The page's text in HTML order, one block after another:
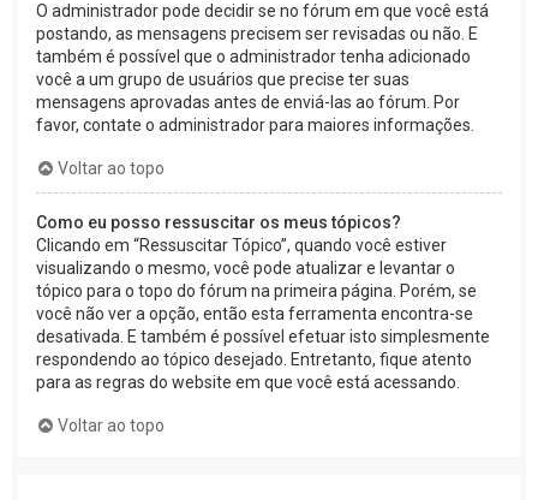
O administrador pode decidir se no fórum em que você está
postando, as mensagens precisem ser revisadas ou não. E
também é possível que o administrador tenha adicionado
você a um grupo de usuários que precise ter suas
mensagens aprovadas antes de enviá-las ao fórum. Por
favor, contate o administrador para maiores informações.
Voltar ao topo
Como eu posso ressuscitar os meus tópicos?
Clicando em “Ressuscitar Tópico”, quando você estiver
visualizando o mesmo, você pode atualizar e levantar o
tópico para o topo do fórum na primeira página. Porém, se
você não ver a opção, então esta ferramenta encontra-se
desativada. E também é possível efetuar isto simplesmente
respondendo ao tópico desejado. Entretanto, fique atento
para as regras do website em que você está acessando.
Voltar ao topo